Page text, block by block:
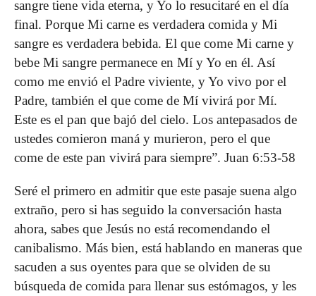
sangre tiene vida eterna, y Yo lo resucitaré en el día
final. Porque Mi carne es verdadera comida y Mi
sangre es verdadera bebida. El que come Mi carne y
bebe Mi sangre permanece en Mí y Yo en él. Así
como me envió el Padre viviente, y Yo vivo por el
Padre, también el que come de Mí vivirá por Mí.
Este es el pan que bajó del cielo. Los antepasados de
ustedes comieron maná y murieron, pero el que
come de este pan vivirá para siempre”. Juan 6:53-58
Seré el primero en admitir que este pasaje suena algo
extraño, pero si has seguido la conversación hasta
ahora, sabes que Jesús no está recomendando el
canibalismo. Más bien, está hablando en maneras que
sacuden a sus oyentes para que se olviden de su
búsqueda de comida para llenar sus estómagos, y les